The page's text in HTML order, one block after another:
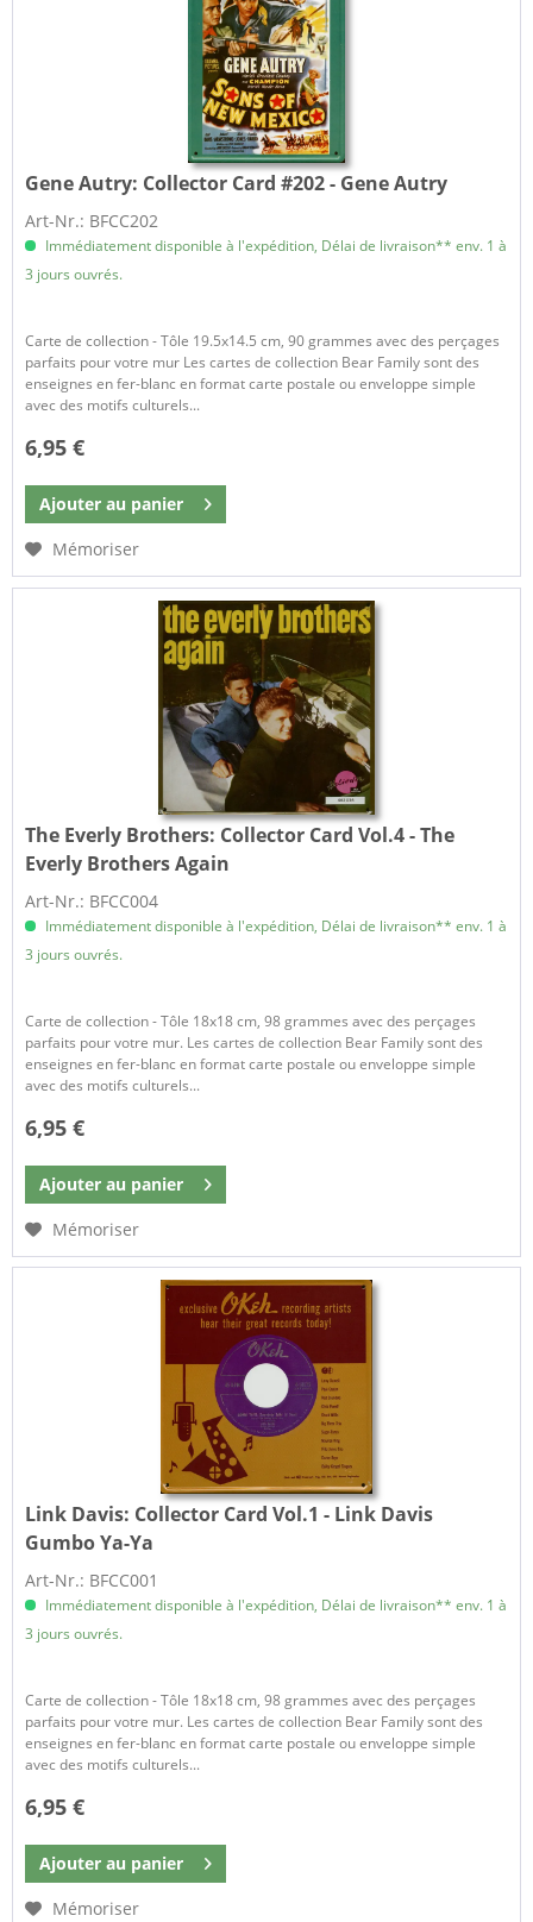
Gene Autry: Collector Card #202 - Gene Autry
Art-Nr.: BFCC202
Immédiatement disponible à l'expédition, Délai de livraison** env. 1 à
3 jours ouvrés.
Carte de collection - Tôle 19.5x14.5 cm, 90 grammes avec des perçages
parfaits pour votre mur Les cartes de collection Bear Family sont des
enseignes en fer-blanc en format carte postale ou enveloppe simple
avec des motifs culturels...
6,95 €
Ajouter au panier
Mémoriser
The Everly Brothers: Collector Card Vol.4 - The
Everly Brothers Again
Art-Nr.: BFCC004
Immédiatement disponible à l'expédition, Délai de livraison** env. 1 à
3 jours ouvrés.
Carte de collection - Tôle 18x18 cm, 98 grammes avec des perçages
parfaits pour votre mur. Les cartes de collection Bear Family sont des
enseignes en fer-blanc en format carte postale ou enveloppe simple
avec des motifs culturels...
6,95 €
Ajouter au panier
Mémoriser
Link Davis: Collector Card Vol.1 - Link Davis
Gumbo Ya-Ya
Art-Nr.: BFCC001
Immédiatement disponible à l'expédition, Délai de livraison** env. 1 à
3 jours ouvrés.
Carte de collection - Tôle 18x18 cm, 98 grammes avec des perçages
parfaits pour votre mur. Les cartes de collection Bear Family sont des
enseignes en fer-blanc en format carte postale ou enveloppe simple
avec des motifs culturels...
6,95 €
Ajouter au panier
Mémoriser